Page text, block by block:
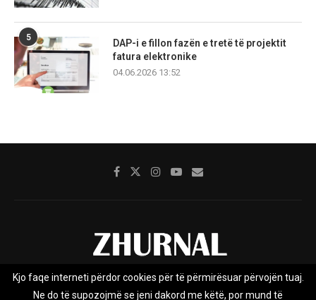
5
DAP-i e fillon fazën e tretë të projektit
fatura elektronike
04.06.2026 13:52
Rreth nesh Impresumi Marketing
Kjo faqe interneti përdor cookies për të përmirësuar përvojën tuaj.
Ne do të supozojmë se jeni dakord me këtë, por mund të